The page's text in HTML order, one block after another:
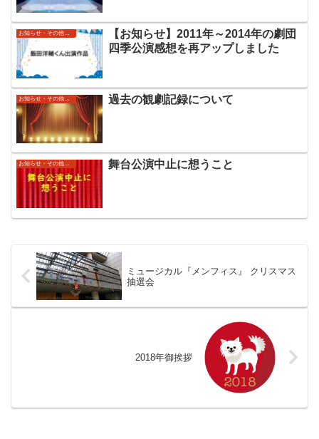
お知らせ・その他コメント
【お知らせ】2011年～2014年の劇団
四季公演感想を再アップしました
お知らせ・その他コメント 過去の観劇記録について
お知らせ・その他コメント 舞台公演中止に想うこと
ミュージカル『メンフィス』 クリスマス
抽選会
2018年御挨拶